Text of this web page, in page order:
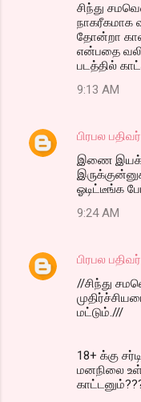
சிந்து
தோன்றா
என்பதை
படத்தில்
9:13 AM
பிரபல பதிவர்
இணை
ஓடிட்டீங்க
9:24 AM
பிரபல பதிவர்
//சிந்து
மட்டும்.///
18+ க்கு
மனநிலை